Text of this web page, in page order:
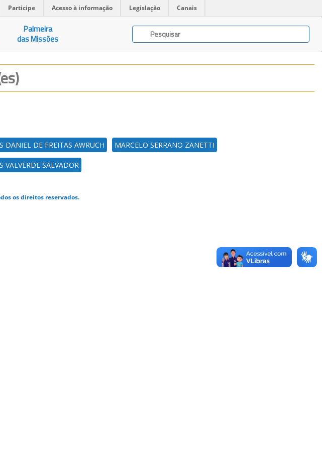
Participe Acesso à informação Legislação Canais
Palmeira
das Missões
DANIEL DE FREITAS AWRUCH MARCELO SERRANO ZANETTI
VALVERDE SALVADOR
os direitos reservados.